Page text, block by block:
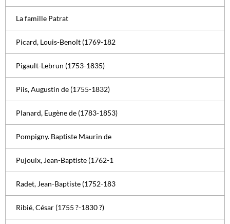
La famille Patrat
Picard, Louis-Benoît (1769-182
Pigault-Lebrun (1753-1835)
Piis, Augustin de (1755-1832)
Planard, Eugène de (1783-1853)
Pompigny. Baptiste Maurin de
Pujoulx, Jean-Baptiste (1762-1
Radet, Jean-Baptiste (1752-183
Ribié, César (1755 ?-1830 ?)